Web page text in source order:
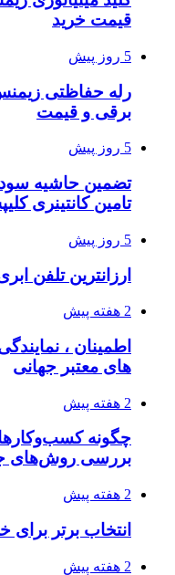
قیمت خرید
5 روز پیش
رله حفاظتی
برقی و قیمت
5 روز پیش
تضمین حاشیه سود
تامین کانتینری
5 روز پیش
ارزانترین تلفن
2 هفته پیش
اطمینان ،
های معتبر جهانی
2 هفته پیش
چگونه
بررسی روش‌های
2 هفته پیش
انتخاب برتر برای
2 هفته پیش